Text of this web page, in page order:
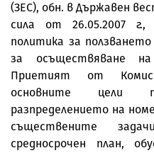
(ЗЕС), обн. в Държавен
сила от 26.05.2007 г.,
политика за
за осъществяване
Приетият от
основните цели
разпределението на
съществените
средносрочен план,